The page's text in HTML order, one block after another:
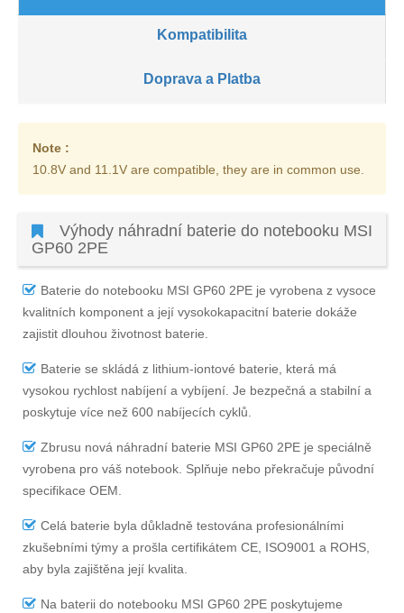
Kompatibilita
Doprava a Platba
Note :
10.8V and 11.1V are compatible, they are in common use.
Výhody náhradní baterie do notebooku MSI
GP60 2PE
Baterie do notebooku MSI GP60 2PE je vyrobena z vysoce
kvalitních komponent a její vysokokapacitní baterie dokáže
zajistit dlouhou životnost baterie.
Baterie se skládá z lithium-iontové baterie, která má
vysokou rychlost nabíjení a vybíjení. Je bezpečná a stabilní a
poskytuje více než 600 nabíjecích cyklů.
Zbrusu nová náhradní baterie MSI GP60 2PE je speciálně
vyrobena pro váš notebook. Splňuje nebo překračuje původní
specifikace OEM.
Celá baterie byla důkladně testována profesionálními
zkušebními týmy a prošla certifikátem CE, ISO9001 a ROHS,
aby byla zajištěna její kvalita.
Na baterii do notebooku MSI GP60 2PE poskytujeme